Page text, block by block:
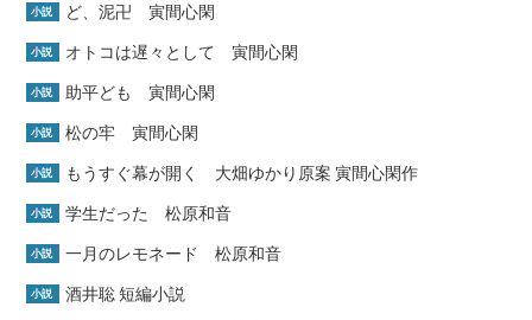
小説 ど、泥卍 寅間心閑
小説 オトコは遅々として 寅間心閑
小説 助平ども 寅間心閑
小説 松の牢 寅間心閑
小説 もうすぐ幕が開く 大畑ゆかり原案 寅間心閑作
小説 学生だった 松原和音
小説 一月のレモネード 松原和音
小説 酒井聡 短編小説